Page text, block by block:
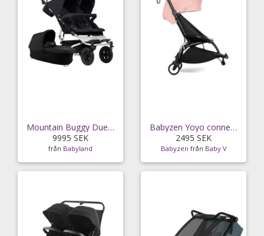
Mountain Buggy Duet Syskonvagn/Tvillingvagn och
9995 SEK
från Babyland
Babyzen Yoyo connect, svart
2495 SEK
Babyzen från Baby V